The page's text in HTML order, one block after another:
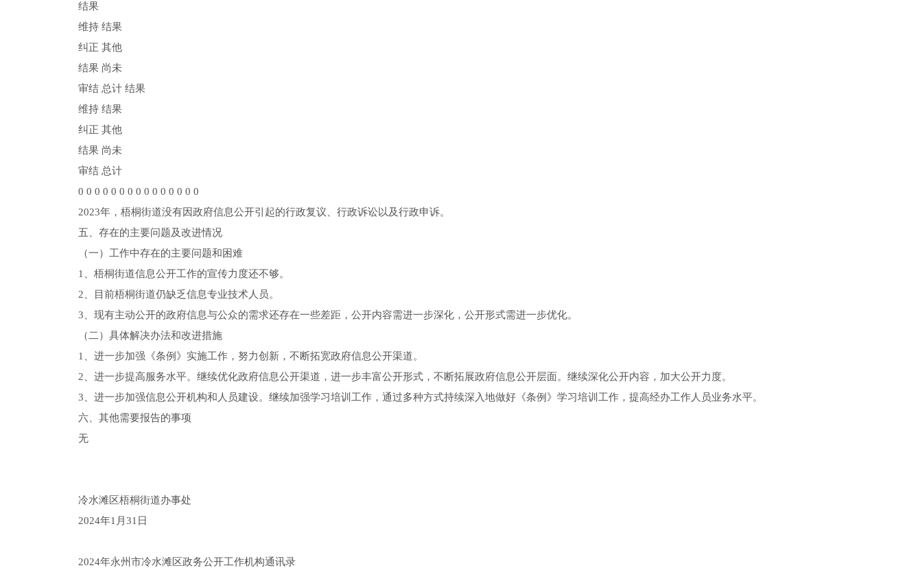
结果
维持 结果
纠正 其他
结果 尚未
审结 总计 结果
维持 结果
纠正 其他
结果 尚未
审结 总计
0 0 0 0 0 0 0 0 0 0 0 0 0 0 0
2023年，梧桐街道没有因政府信息公开引起的行政复议、行政诉讼以及行政申诉。
五、存在的主要问题及改进情况
（一）工作中存在的主要问题和困难
1、梧桐街道信息公开工作的宣传力度还不够。
2、目前梧桐街道仍缺乏信息专业技术人员。
3、现有主动公开的政府信息与公众的需求还存在一些差距，公开内容需进一步深化，公开形式需进一步优化。
（二）具体解决办法和改进措施
1、进一步加强《条例》实施工作，努力创新，不断拓宽政府信息公开渠道。
2、进一步提高服务水平。继续优化政府信息公开渠道，进一步丰富公开形式，不断拓展政府信息公开层面。继续深化公开内容，加大公开力度。
3、进一步加强信息公开机构和人员建设。继续加强学习培训工作，通过多种方式持续深入地做好《条例》学习培训工作，提高经办工作人员业务水平。
六、其他需要报告的事项
无
冷水滩区梧桐街道办事处
2024年1月31日
2024年永州市冷水滩区政务公开工作机构通讯录